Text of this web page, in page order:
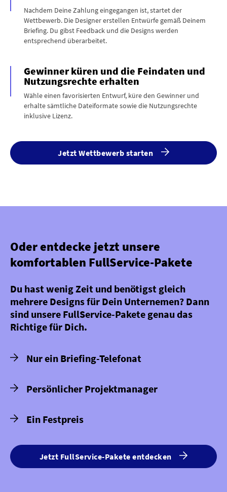
Nachdem Deine Zahlung eingegangen ist, startet der
Wettbewerb. Die Designer erstellen Entwürfe gemäß Deinem
Briefing. Du gibst Feedback und die Designs werden
entsprechend überarbeitet.
Gewinner küren und die Feindaten und
Nutzungsrechte erhalten
Wähle einen favorisierten Entwurf, küre den Gewinner und
erhalte sämtliche Dateiformate sowie die Nutzungsrechte
inklusive Lizenz.
Jetzt Wettbewerb starten
Oder entdecke jetzt unsere
komfortablen FullService-Pakete
Du hast wenig Zeit und benötigst gleich
mehrere Designs für Dein Unternemen? Dann
sind unsere FullService-Pakete genau das
Richtige für Dich.
Nur ein Briefing-Telefonat
Persönlicher Projektmanager
Ein Festpreis
Jetzt FullService-Pakete entdecken